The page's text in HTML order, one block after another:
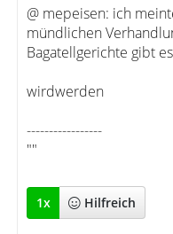
@ mepeisen: ich
mündlichen
Bagatellgerichte gibt
wirdwerden
-----------------
""
1x Hilfreich